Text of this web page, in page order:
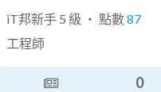
iT邦新手 5 級 ‧ 點數87
工程師
0